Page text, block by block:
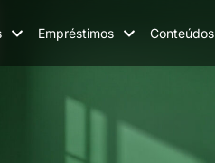
Empréstimos Conteúdos